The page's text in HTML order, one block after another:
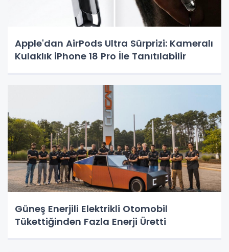
Apple'dan AirPods Ultra Sürprizi: Kameralı
Kulaklık iPhone 18 Pro İle Tanıtılabilir
Güneş Enerjili Elektrikli Otomobil
Tükettiğinden Fazla Enerji Üretti